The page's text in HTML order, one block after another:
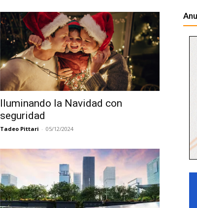
Iluminando la Navidad con
seguridad
Tadeo Pittari - 05/12/2024